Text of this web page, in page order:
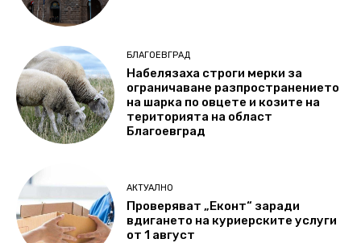
БЛАГОЕВГРАД
Набелязаха строги мерки за
ограничаване разпространението
на шарка по овцете и козите на
територията на област
Благоевград
АКТУАЛНО
Проверяват „Еконт“ заради
вдигането на куриерските услуги
от 1 август